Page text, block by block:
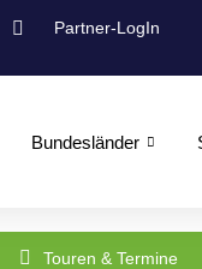
Partner-LogIn
Bundesländer
Touren & Termine